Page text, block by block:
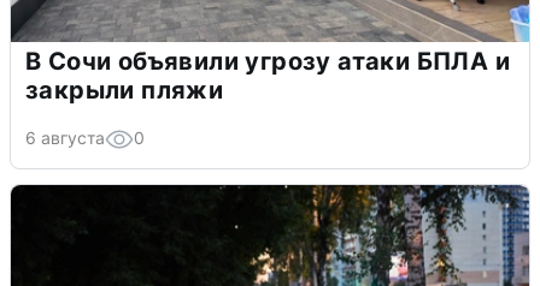
В Сочи объявили угрозу атаки БПЛА и
закрыли пляжи
6 августа 0